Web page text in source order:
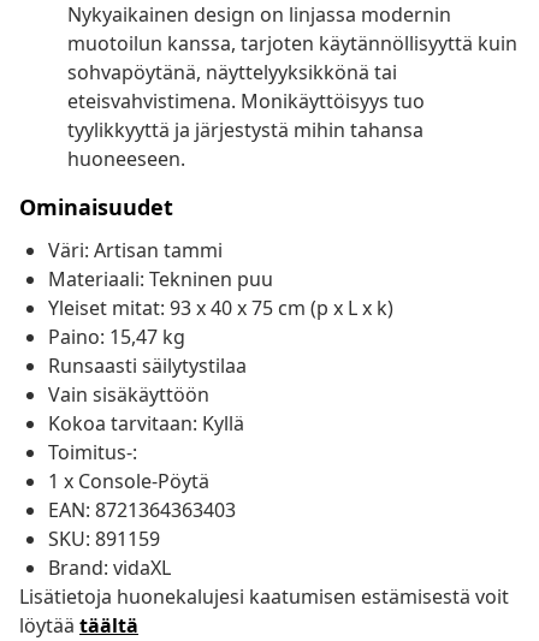
Nykyaikainen design on linjassa modernin
muotoilun kanssa, tarjoten käytännöllisyyttä kuin
sohvapöytänä, näyttelyyksikkönä tai
eteisvahvistimena. Monikäyttöisyys tuo
tyylikkyyttä ja järjestystä mihin tahansa
huoneeseen.
Ominaisuudet
Väri: Artisan tammi
Materiaali: Tekninen puu
Yleiset mitat: 93 x 40 x 75 cm (p x L x k)
Paino: 15,47 kg
Runsaasti säilytystilaa
Vain sisäkäyttöön
Kokoa tarvitaan: Kyllä
Toimitus-:
1 x Console-Pöytä
EAN: 8721364363403
SKU: 891159
Brand: vidaXL
Lisätietoja huonekalujesi kaatumisen estämisestä voit
löytää täältä